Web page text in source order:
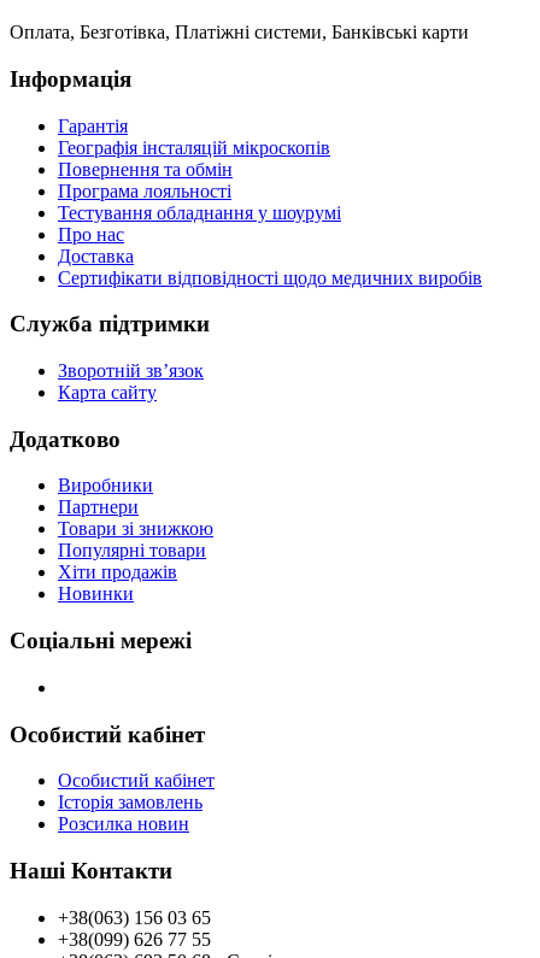
Оплата, Безготівка, Платіжні системи, Банківські карти
Інформація
Гарантія
Географія інсталяцій мікроскопів
Повернення та обмін
Програма лояльності
Тестування обладнання у шоурумі
Про нас
Доставка
Сертифікати відповідності щодо медичних виробів
Служба підтримки
Зворотній зв’язок
Карта сайту
Додатково
Виробники
Партнери
Товари зі знижкою
Популярні товари
Хіти продажів
Новинки
Соціальні мережі
Особистий кабінет
Особистий кабінет
Історія замовлень
Розсилка новин
Наші Контакти
+38(063) 156 03 65
+38(099) 626 77 55